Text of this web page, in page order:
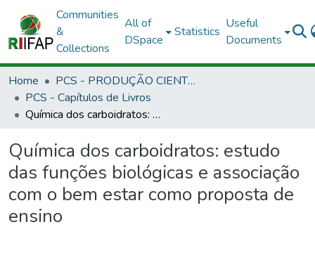
Communities
&
Collections
All of
DSpace
Statistics
Useful
Documents
Home
PCS - PRODUÇÃO CIENTÍFICA DOS SERVIDORES
PCS - Capítulos de Livros
Química dos carboidratos: estudo das funções biológicas e associação com o bem estar como proposta de ensino
Química dos carboidratos: estudo
das funções biológicas e associação
com o bem estar como proposta de
ensino